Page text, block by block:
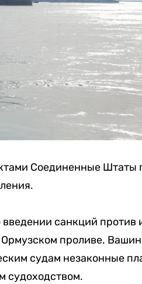
Соединенные
санкций против
проливе.
судам незаконные
судоходством.